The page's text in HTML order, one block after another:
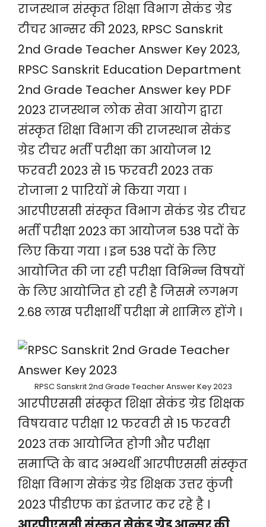
राजस्थान संस्कृत शिक्षा विभाग सेकंड ग्रेड
टीचर आन्सर की 2023, RPSC Sanskrit
2nd Grade Teacher Answer Key 2023,
RPSC Sanskrit Education Department
2nd Grade Teacher Answer key PDF
2023 राजस्थान लोक सेवा आयोग द्वारा
संस्कृत शिक्षा विभाग की राजस्थान सेकंड
ग्रेड टीचर भर्ती परीक्षा का आयोजन 12
फरवरी 2023 से 15 फरवरी 2023 तक
रोजाना 2 पारियों मे किया गया ।
आरपीएससी संस्कृत विभाग सेकंड ग्रेड टीचर
भर्ती परीक्षा 2023 का आयोजन 538 पदों के
लिए किया गया । इन 538 पदों के लिए
आयोजित की जा रही परीक्षा विभिन्न विषयों
के लिए आयोजित हो रही है जिसमे लगभग
2.68 लाख परीक्षार्थी परीक्षा मे शामिल होंगे ।
RPSC Sanskrit 2nd Grade Teacher Answer Key 2023
आरपीएससी संस्कृत शिक्षा सेकंड ग्रेड शिक्षक
विषयवार परीक्षा 12 फरवरी से 15 फरवरी
2023 तक आयोजित होगी और परीक्षा
समाप्ति के बाद अभ्यर्थी आरपीएससी संस्कृत
शिक्षा विभाग सेकंड ग्रेड शिक्षक उत्तर कुंजी
2023 पीडीएफ का इंतजार कर रहे है ।